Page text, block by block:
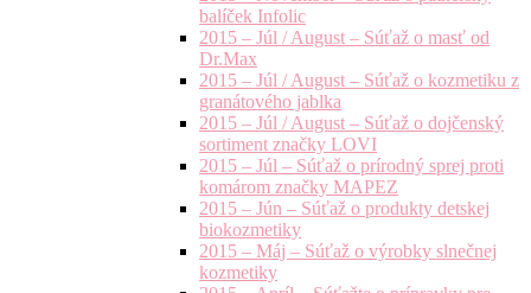
balíček Infolic
2015 – Júl / August – Súťaž o masť od
Dr.Max
2015 – Júl / August – Súťaž o kozmetiku z
granátového jablka
2015 – Júl / August – Súťaž o dojčenský
sortiment značky LOVI
2015 – Júl – Súťaž o prírodný sprej proti
komárom značky MAPEZ
2015 – Jún – Súťaž o produkty detskej
biokozmetiky
2015 – Máj – Súťaž o výrobky slnečnej
kozmetiky